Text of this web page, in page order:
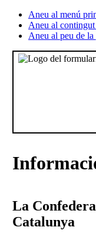
Aneu al menú
Aneu al
Aneu al peu de la
La
Catalunya